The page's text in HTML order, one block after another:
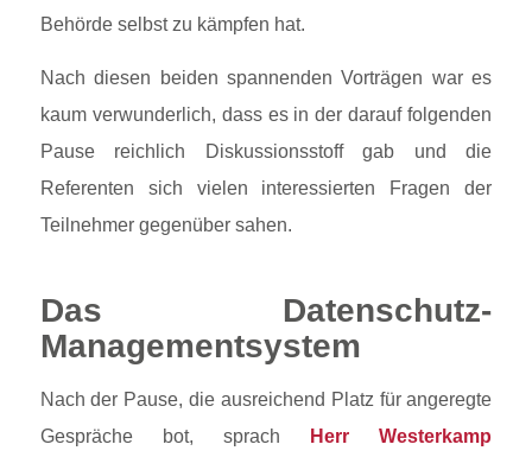
Behörde selbst zu kämpfen hat.
Nach diesen beiden spannenden Vorträgen war es
kaum verwunderlich, dass es in der darauf folgenden
Pause reichlich Diskussionsstoff gab und die
Referenten sich vielen interessierten Fragen der
Teilnehmer gegenüber sahen.
Das Datenschutz-
Managementsystem
Nach der Pause, die ausreichend Platz für angeregte
Gespräche bot, sprach
Herr Westerkamp